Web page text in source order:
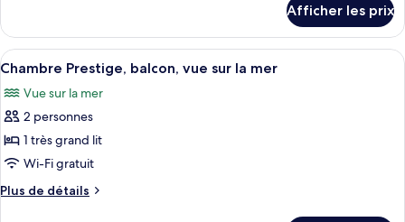
chambre :
Suite,
terrasse
(OASIS)
Suite,
terrasse
(OASIS)
Afficher les prix
Afficher
toutes
les
photos
pour
ce
type
de
Un balcon avec une table préparée
5
Chambre Prestige, balcon, vue sur la mer
Vue sur la mer
2 personnes
1 très grand lit
Wi-Fi gratuit
Plus de détails
Plus